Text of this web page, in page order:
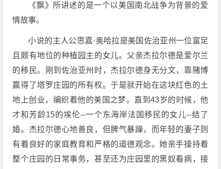
《飘》所讲述的是一个以美国南北战争为背景的爱
情故事。
小说的主人公思嘉·奥哈拉是美国佐治亚州一位富足
且颇有地位的种植园主的女儿。父亲杰拉尔德是爱尔兰
的移民。刚到佐治亚州时，杰拉尔德身无分文，靠赌博
赢得了塔罗庄园的所有权。于是就开始在这块红色的土
地上创业，编织着他的美国之梦。直到43岁的时候，他
才和芳龄15的埃伦--一个东海岸法国移民的女儿--结了
婚。杰拉尔德心地善良，但脾气暴躁，而年轻的妻子则
有着良好的家庭教育和严格的道德观念。她亲手操持着
整个庄园的日常事务，甚至还为庄园里的黑奴看病，接